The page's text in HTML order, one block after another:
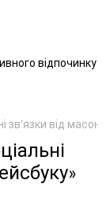
відпочинку
зв'язки від